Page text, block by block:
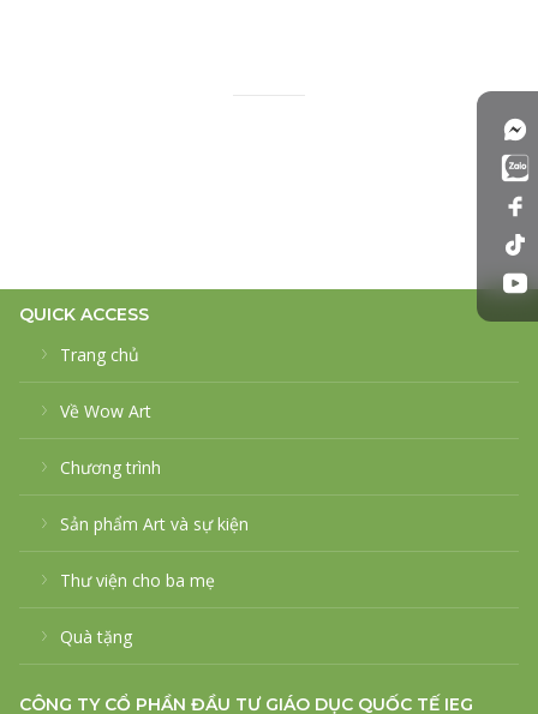
QUICK ACCESS
Trang chủ
Về Wow Art
Chương trình
Sản phẩm Art và sự kiện
Thư viện cho ba mẹ
Quà tặng
CÔNG TY CỔ PHẦN ĐẦU TƯ GIÁO DỤC QUỐC TẾ IEG